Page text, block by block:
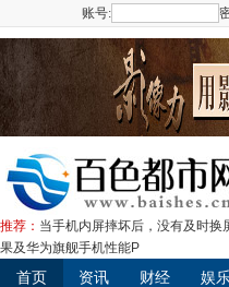
账号:
推荐： 当手机内屏摔坏后，没有及时换
果及华为旗舰手机性能P
首页 资讯 财经 娱